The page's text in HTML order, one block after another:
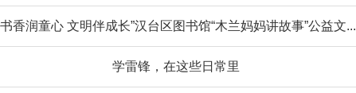
书香润童心 文明伴成长”汉台区图书馆“木兰妈妈讲故事”公益文...
学雷锋，在这些日常里